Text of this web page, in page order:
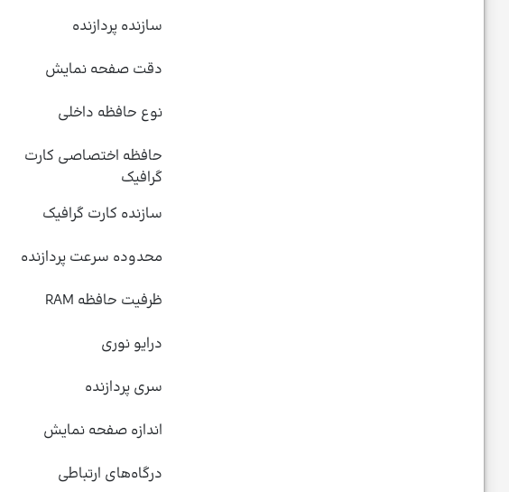
سازنده پردازنده
دقت صفحه نمایش
نوع حافظه داخلی
حافظه اختصاصی کارت
گرافیک
سازنده کارت گرافیک
محدوده سرعت پردازنده
ظرفیت حافظه RAM
درایو نوری
سری پردازنده
اندازه صفحه نمایش
درگاه‌های ارتباطی